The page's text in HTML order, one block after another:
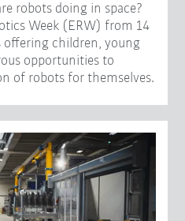
robots doing in space?
Week (ERW) from 14
offering children, young
opportunities to
of robots for themselves.